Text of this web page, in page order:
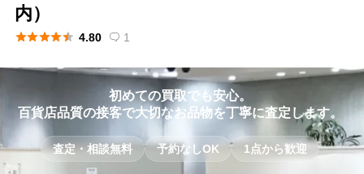
内）
 4.80  1
初めての買取でも安心。
百貨店品質の接客で大切なお品物を丁寧に査定します。
査定・相談無料 予約なしOK 1点から歓迎